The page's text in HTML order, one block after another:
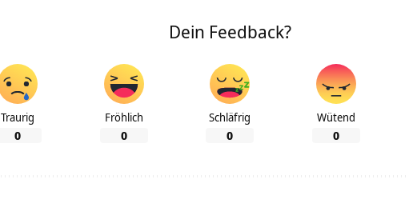
Dein Feedback?
Traurig
0
Fröhlich
0
Schläfrig
0
Wütend
0